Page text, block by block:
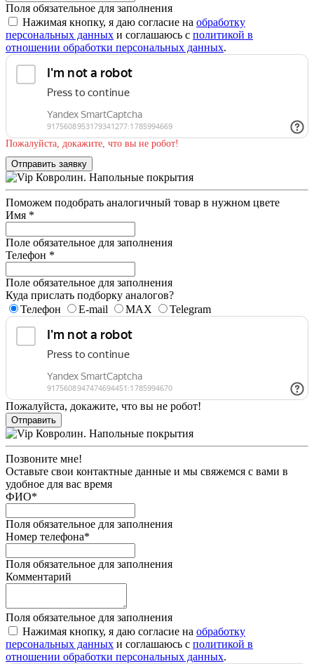
Поля обязательное для заполнения
Нажимая кнопку, я даю согласие на обработку
персональных данных и соглашаюсь с политикой в
отношении обработки персональных данных.
Пожалуйста, докажите, что вы не робот!
Отправить заявку
Поможем подобрать аналогичный товар в нужном цвете
Имя *
Поле обязательное для заполнения
Телефон *
Поле обязательное для заполнения
Куда прислать подборку аналогов?
Телефон
E-mail MAX Telegram
Пожалуйста, докажите, что вы не робот!
Отправить
Позвоните мне!
Оставьте свои контактные данные и мы свяжемся с вами в
удобное для вас время
ФИО*
Поля обязательное для заполнения
Номер телефона*
Поля обязательное для заполнения
Комментарий
Поля обязательное для заполнения
Нажимая кнопку, я даю согласие на обработку
персональных данных и соглашаюсь с политикой в
отношении обработки персональных данных.